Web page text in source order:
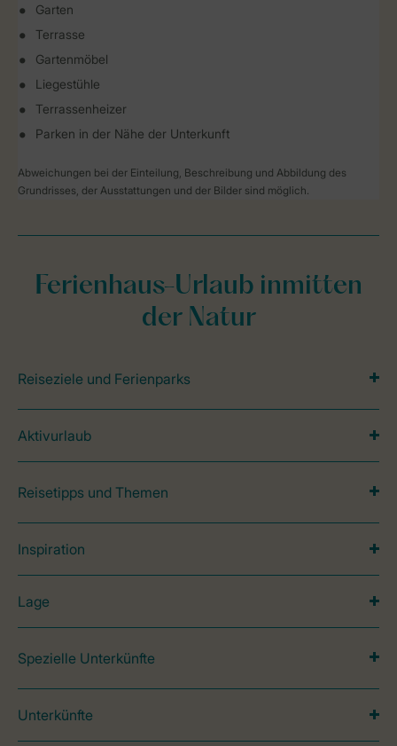
Garten
Terrasse
Gartenmöbel
Liegestühle
Terrassenheizer
Parken in der Nähe der Unterkunft
Abweichungen bei der Einteilung, Beschreibung und Abbildung des
Grundrisses, der Ausstattungen und der Bilder sind möglich.
Ferienhaus-Urlaub inmitten
der Natur
Reiseziele und Ferienparks
Aktivurlaub
Reisetipps und Themen
Inspiration
Lage
Spezielle Unterkünfte
Unterkünfte